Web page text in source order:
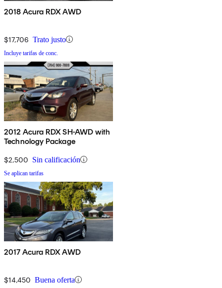
2018 Acura RDX AWD
$17,706 Trato justo
Incluye tarifas de conc.
2012 Acura RDX SH-AWD with
Technology Package
$2,500 Sin calificación
Se aplican tarifas
2017 Acura RDX AWD
$14,450 Buena oferta